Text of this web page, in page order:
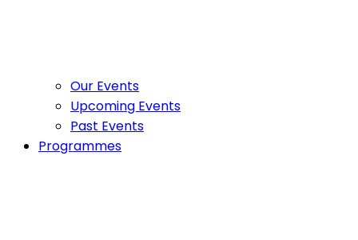
Our Events
Upcoming Events
Past Events
Programmes